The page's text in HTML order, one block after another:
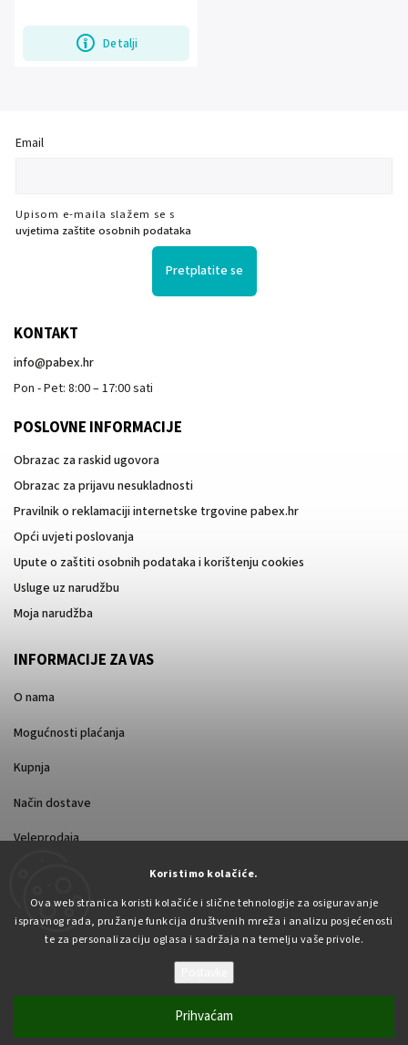
Koristimo kolačiće.
Ova web stranica koristi kolačiće i slične tehnologije za osiguravanje
ispravnog rada, pružanje funkcija društvenih mreža i analizu posjećenosti
te za personalizaciju oglasa i sadržaja na temelju vaše privole.
Prihvaćam
Detalji
Email
Upisom e-maila slažem se s
uvjetima zaštite osobnih podataka
Pretplatite se
KONTAKT
info@pabex.hr
Pon - Pet: 8:00 – 17:00 sati
POSLOVNE INFORMACIJE
Obrazac za raskid ugovora
Obrazac za prijavu nesukladnosti
Pravilnik o reklamaciji internetske trgovine pabex.hr
Opći uvjeti poslovanja
Upute o zaštiti osobnih podataka i korištenju cookies
Usluge uz narudžbu
Moja narudžba
INFORMACIJE ZA VAS
O nama
Mogućnosti plaćanja
Kupnja
Način dostave
Veleprodaja
Autorsko pravo 2026Pabex.hr. Sva prava pridržana.
Uredi postavke kolačića